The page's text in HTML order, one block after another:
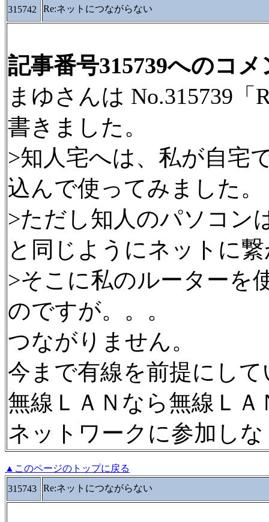
315742
Re:ネットにつながらない
記事番号315739へのコメ
まゆさんは No.315739
書きました。
>知人宅へは、私が自宅
込んで使ってみました。
>ただし知人のパソコン
と同じようにネットに
>そこに私のルーターを
のですが。。。
つながりません。
今まで有線を前提にし
無線ＬＡＮなら無線Ｌ
ネットワークに参加し
▲このページのトップに戻る
315743
Re:ネットにつながらない